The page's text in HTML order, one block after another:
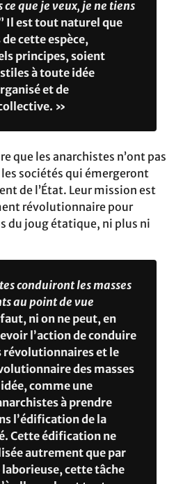
ce que je veux, je ne tiens
Il est tout naturel que
cette espèce,
principes, soient
à toute idée
et de
»
que les anarchistes n’ont pas
sociétés qui émergeront
de l’État. Leur mission est
révolutionnaire pour
du joug étatique, ni plus ni
conduiront les masses
au point de vue
ni on ne peut, en
l’action de conduire
révolutionnaires et le
des masses
comme une
à prendre
l’édification de la
Cette édification ne
autrement que par
cette tâche